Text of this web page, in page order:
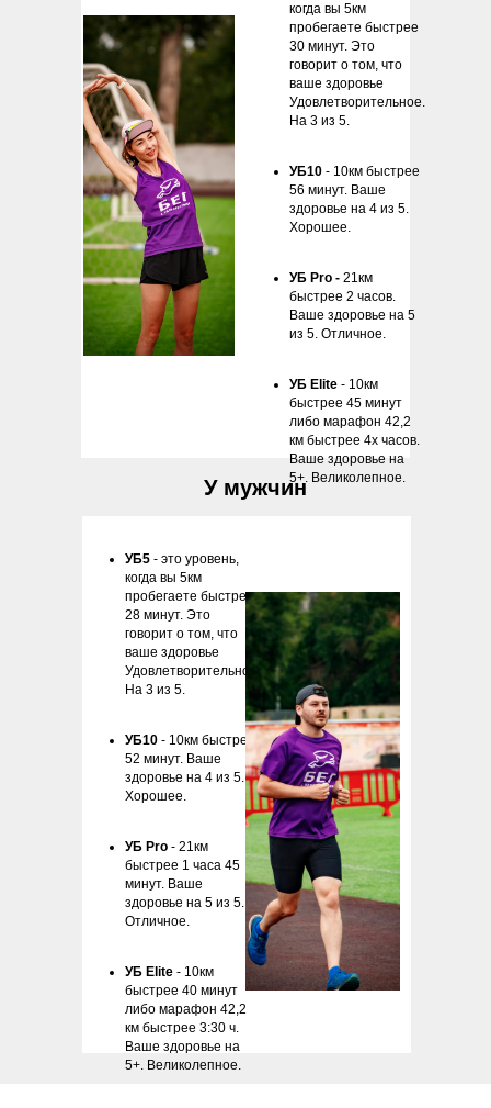
У мужчин
когда вы 5км
пробегаете быстрее
30 минут. Это
говорит о том, что
ваше здоровье
Удовлетворительное.
На 3 из 5.
УБ10 - 10км быстрее
56 минут. Ваше
здоровье на 4 из 5.
Хорошее.
УБ Pro - 21км
быстрее 2 часов.
Ваше здоровье на 5
из 5. Отличное.
УБ Elite - 10км
быстрее 45 минут
либо марафон 42,2
км быстрее 4х часов.
Ваше здоровье на
5+. Великолепное.
УБ5 - это уровень,
когда вы 5км
пробегаете быстрее
28 минут. Это
говорит о том, что
ваше здоровье
Удовлетворительное.
На 3 из 5.
УБ10 - 10км быстрее
52 минут. Ваше
здоровье на 4 из 5.
Хорошее.
УБ Pro - 21км
быстрее 1 часа 45
минут. Ваше
здоровье на 5 из 5.
Отличное.
УБ Elite - 10км
быстрее 40 минут
либо марафон 42,2
км быстрее 3:30 ч.
Ваше здоровье на
5+. Великолепное.